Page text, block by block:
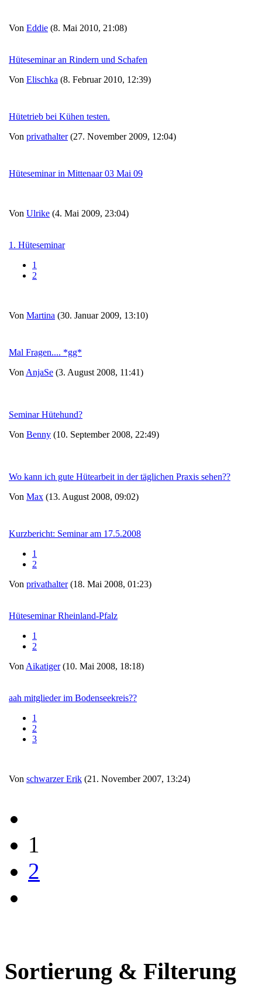
Von Eddie (8. Mai 2010, 21:08)
Hüteseminar an Rindern und Schafen
Von Elischka (8. Februar 2010, 12:39)
Hütetrieb bei Kühen testen.
Von privathalter(27. November 2009, 12:04)
Hüteseminar in Mittenaar 03 Mai 09
Von Ulrike (4. Mai 2009, 23:04)
1. Hüteseminar
1
2
Von Martina (30. Januar 2009, 13:10)
Mal Fragen.... *gg*
Von AnjaSe (3. August 2008, 11:41)
Seminar Hütehund?
Von Benny (10. September 2008, 22:49)
Wo kann ich gute Hütearbeit in der täglichen Praxis sehen??
Von Max (13. August 2008, 09:02)
Kurzbericht: Seminar am 17.5.2008
1
2
Von privathalter(18. Mai 2008, 01:23)
Hüteseminar Rheinland-Pfalz
1
2
Von Aikatiger(10. Mai 2008, 18:18)
aah mitglieder im Bodenseekreis??
1
2
3
Von schwarzer Erik (21. November 2007, 13:24)
1
2
Sortierung & Filterung